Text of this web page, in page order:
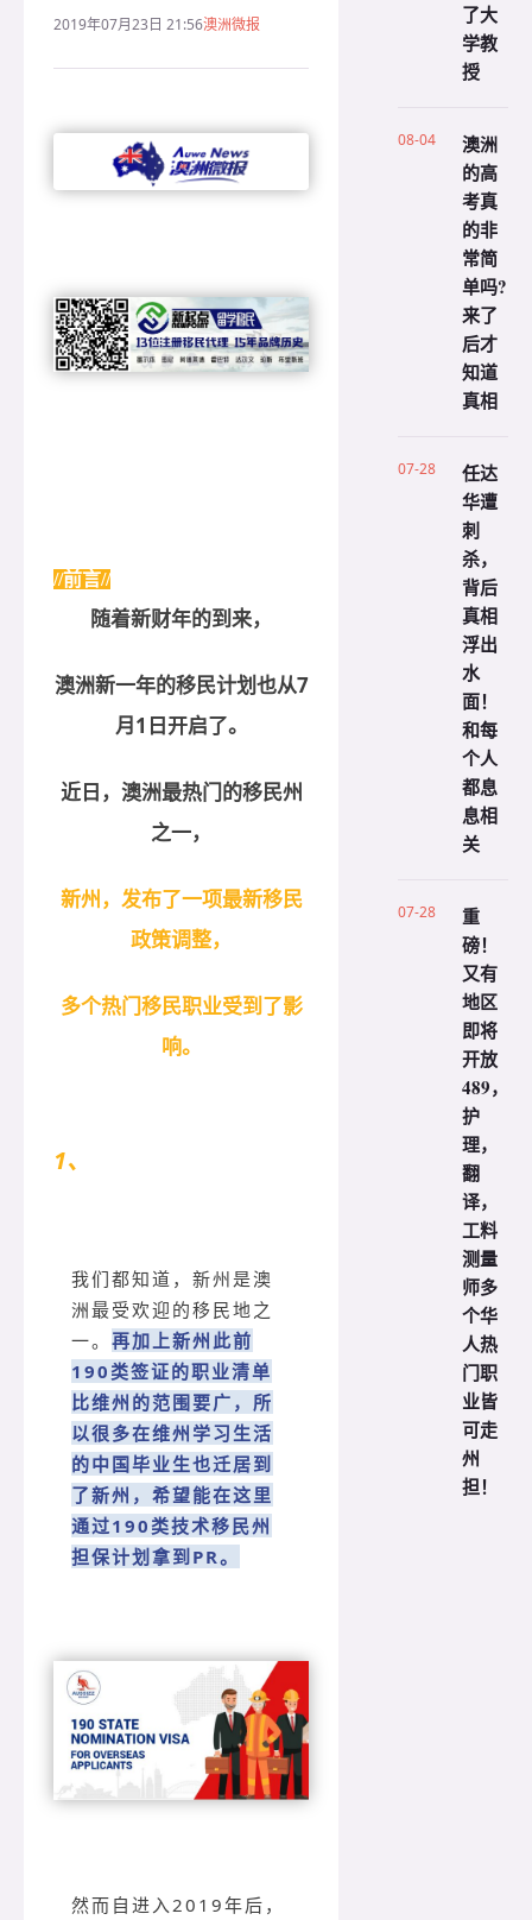
2019年07月23日 21:56澳洲微报
//前言//
随着新财年的到来，
澳洲新一年的移民计划也从7
月1日开启了。
近日，澳洲最热门的移民州
之一，
新州，发布了一项最新移民
政策调整，
多个热门移民职业受到了影
响。
1、
我们都知道，新州是澳
洲最受欢迎的移民地之
一。 再加上新州此前
190类签证的职业清单
比维州的范围要广，所
以很多在维州学习生活
的中国毕业生也迁居到
了新州，希望能在这里
通过190类技术移民州
担保计划拿到PR。
然而自进入2019年后，
了大
学教
授
08-04
澳洲
的高
考真
的非
常简
单吗?
来了
后才
知道
真相
07-28
任达
华遭
刺
杀，
背后
真相
浮出
水
面！
和每
个人
都息
息相
关
07-28
重
磅！
又有
地区
即将
开放
489，
护
理，
翻
译，
工料
测量
师多
个华
人热
门职
业皆
可走
州
担！